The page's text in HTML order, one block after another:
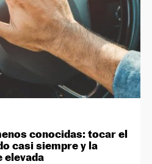
conocidas: tocar el
casi siempre y la
elevada